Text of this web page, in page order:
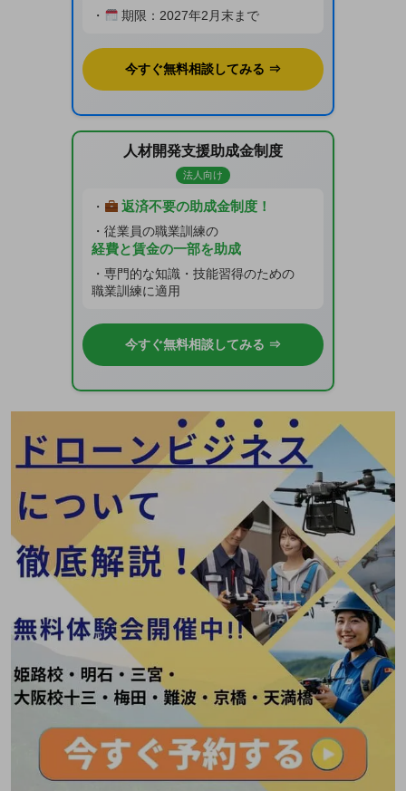
・ 期限：2027年2月末まで
今すぐ無料相談してみる ⇒
人材開発支援助成金制度
法人向け
・ 返済不要の助成金制度！
・従業員の職業訓練の
経費と賃金の一部を助成
・専門的な知識・技能習得のための
職業訓練に適用
今すぐ無料相談してみる ⇒